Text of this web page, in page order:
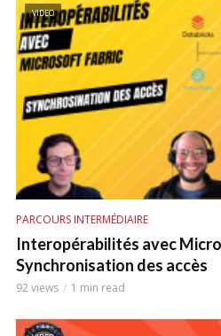
VIDEO
PARCOURS INTERMÉDIAIRE
Interopérabilités avec
Synchronisation des accès
92 views 1 min read